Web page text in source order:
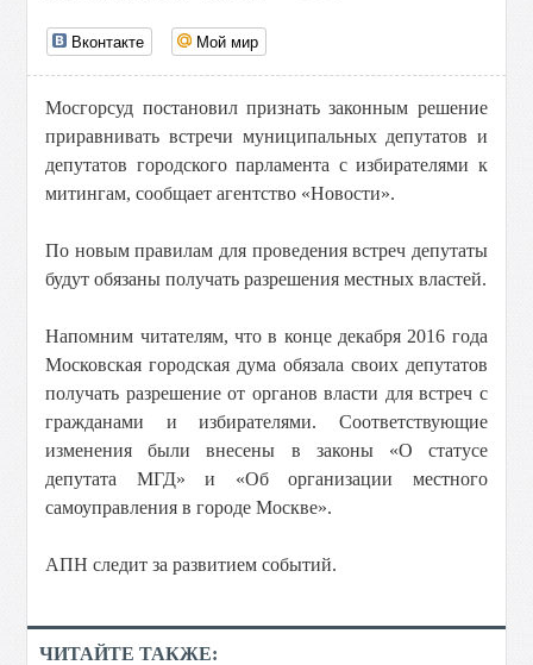
Вконтакте Мой мир
Мосгорсуд постановил признать законным решение
приравнивать встречи муниципальных депутатов и
депутатов городского парламента с избирателями к
митингам, сообщает агентство «Новости».
По новым правилам для проведения встреч депутаты
будут обязаны получать разрешения местных властей.
Напомним читателям, что в конце декабря 2016 года
Московская городская дума обязала своих депутатов
получать разрешение от органов власти для встреч с
гражданами и избирателями. Соответствующие
изменения были внесены в законы «О статусе
депутата МГД» и «Об организации местного
самоуправления в городе Москве».
АПН следит за развитием событий.
ЧИТАЙТЕ ТАКЖЕ: